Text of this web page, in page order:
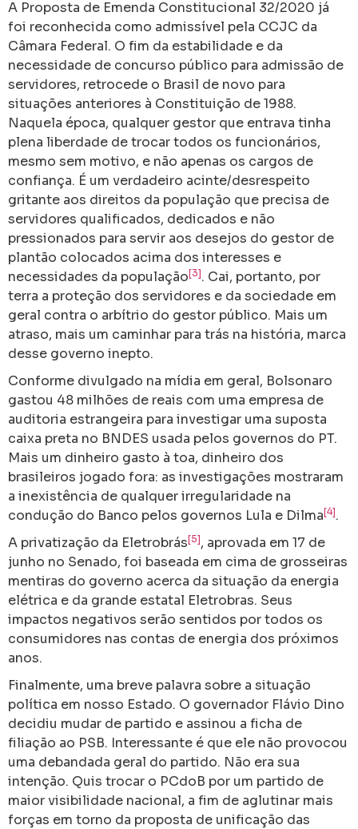
A Proposta de Emenda Constitucional 32/2020 já
foi reconhecida como admissível pela CCJC da
Câmara Federal. O fim da estabilidade e da
necessidade de concurso público para admissão de
servidores, retrocede o Brasil de novo para
situações anteriores à Constituição de 1988.
Naquela época, qualquer gestor que entrava tinha
plena liberdade de trocar todos os funcionários,
mesmo sem motivo, e não apenas os cargos de
confiança. É um verdadeiro acinte/desrespeito
gritante aos direitos da população que precisa de
servidores qualificados, dedicados e não
pressionados para servir aos desejos do gestor de
plantão colocados acima dos interesses e
necessidades da população[3]. Cai, portanto, por
terra a proteção dos servidores e da sociedade em
geral contra o arbítrio do gestor público. Mais um
atraso, mais um caminhar para trás na história, marca
desse governo inepto.
Conforme divulgado na mídia em geral, Bolsonaro
gastou 48 milhões de reais com uma empresa de
auditoria estrangeira para investigar uma suposta
caixa preta no BNDES usada pelos governos do PT.
Mais um dinheiro gasto à toa, dinheiro dos
brasileiros jogado fora: as investigações mostraram
a inexistência de qualquer irregularidade na
condução do Banco pelos governos Lula e Dilma[4].
A privatização da Eletrobrás[5], aprovada em 17 de
junho no Senado, foi baseada em cima de grosseiras
mentiras do governo acerca da situação da energia
elétrica e da grande estatal Eletrobras. Seus
impactos negativos serão sentidos por todos os
consumidores nas contas de energia dos próximos
anos.
Finalmente, uma breve palavra sobre a situação
política em nosso Estado. O governador Flávio Dino
decidiu mudar de partido e assinou a ficha de
filiação ao PSB. Interessante é que ele não provocou
uma debandada geral do partido. Não era sua
intenção. Quis trocar o PCdoB por um partido de
maior visibilidade nacional, a fim de aglutinar mais
forças em torno da proposta de unificação das